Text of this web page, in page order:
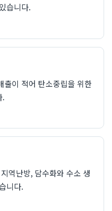
습니다.
출이 적어 탄소중립을 위한
.
역난방, 담수화와 수소 생
니다.